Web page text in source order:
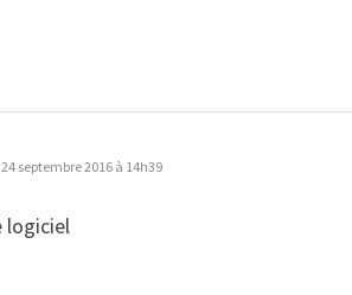
dit :
24 septembre 2016 à 14h39
logiciel